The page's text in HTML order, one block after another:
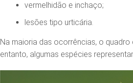
vermelhidão e inchaço;
lesões tipo urticária.
Na maioria das ocorrências, o
entanto, algumas espécies